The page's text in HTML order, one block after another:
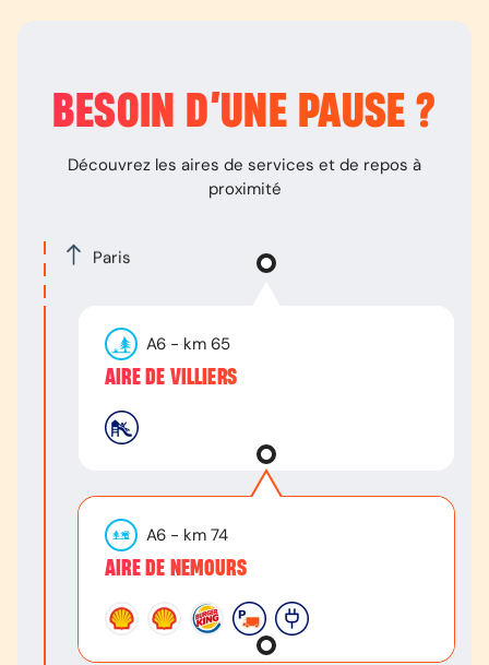
BESOIN D’UNE PAUSE ?
Découvrez les aires de services et de repos à
proximité
Paris
A6 - km 65
AIRE DE VILLIERS
A6 - km 74
AIRE DE NEMOURS